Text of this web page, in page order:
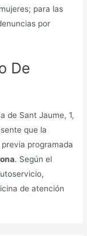
para las
por
De
de Sant Jaume, 1,
que la
programada
. Según el
de atención